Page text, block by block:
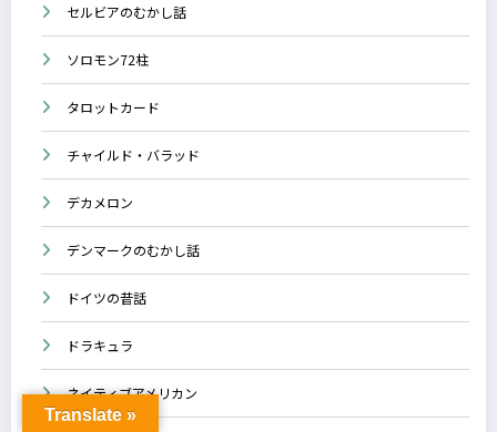
セルビアのむかし話
ソロモン72柱
タロットカード
チャイルド・バラッド
デカメロン
デンマークのむかし話
ドイツの昔話
ドラキュラ
ネイティブアメリカン
Translate »